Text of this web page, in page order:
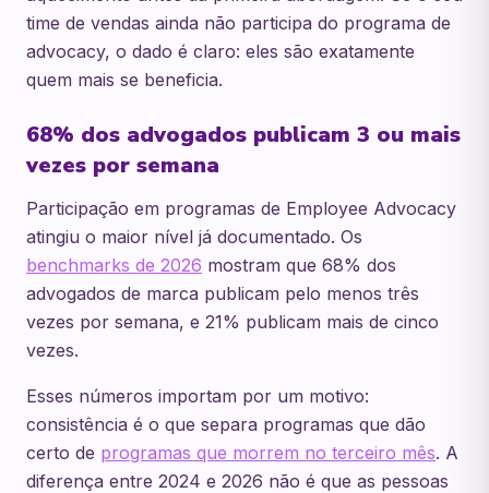
time de vendas ainda não participa do programa de
advocacy, o dado é claro: eles são exatamente
quem mais se beneficia.
68% dos advogados publicam 3 ou mais
vezes por semana
Participação em programas de Employee Advocacy
atingiu o maior nível já documentado. Os
benchmarks de 2026 mostram que 68% dos
advogados de marca publicam pelo menos três
vezes por semana, e 21% publicam mais de cinco
vezes.
Esses números importam por um motivo:
consistência é o que separa programas que dão
certo de programas que morrem no terceiro mês. A
diferença entre 2024 e 2026 não é que as pessoas